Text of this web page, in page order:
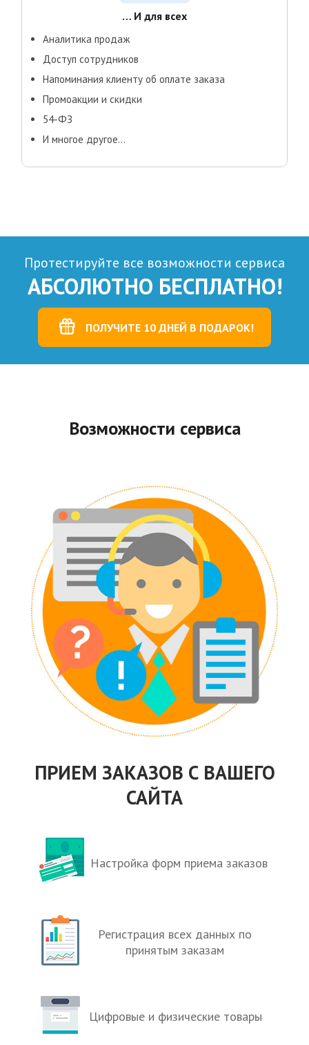
… И для всех
Аналитика продаж
Доступ сотрудников
Напоминания клиенту об оплате заказа
Промоакции и скидки
54-ФЗ
И многое другое...
Протестируйте все возможности сервиса
АБСОЛЮТНО БЕСПЛАТНО!
ПОЛУЧИТЕ 10 ДНЕЙ В ПОДАРОК!
Возможности сервиса
ПРИЕМ ЗАКАЗОВ С ВАШЕГО
САЙТА
Настройка форм приема заказов
Регистрация всех данных по
принятым заказам
Цифровые и физические товары